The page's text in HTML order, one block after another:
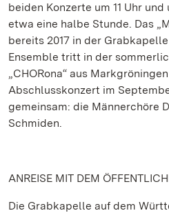
beiden Konzerte um 11 Uhr
etwa eine halbe Stunde. Das
bereits 2017 in der
Ensemble tritt in der
„CHORona“ aus
Abschlusskonzert im
gemeinsam: die Männerchöre
Schmiden.
ANREISE MIT DEM
Die Grabkapelle auf dem